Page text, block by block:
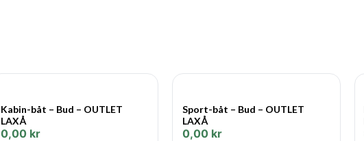
Kabin-båt – Bud – OUTLET
LAXÅ
0,00 kr
Sport-båt – Bud – OUTLET
LAXÅ
0,00 kr